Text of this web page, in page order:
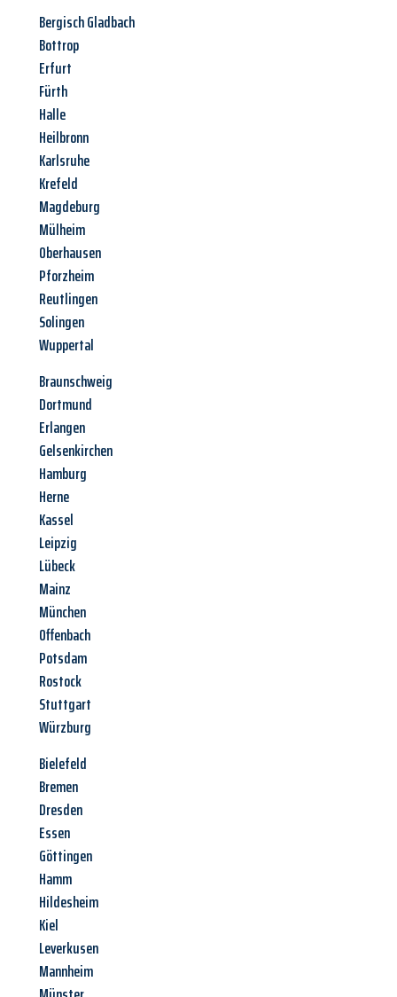
Bergisch Gladbach
Bottrop
Erfurt
Fürth
Halle
Heilbronn
Karlsruhe
Krefeld
Magdeburg
Mülheim
Oberhausen
Pforzheim
Reutlingen
Solingen
Wuppertal
Braunschweig
Dortmund
Erlangen
Gelsenkirchen
Hamburg
Herne
Kassel
Leipzig
Lübeck
Mainz
München
Offenbach
Potsdam
Rostock
Stuttgart
Würzburg
Bielefeld
Bremen
Dresden
Essen
Göttingen
Hamm
Hildesheim
Kiel
Leverkusen
Mannheim